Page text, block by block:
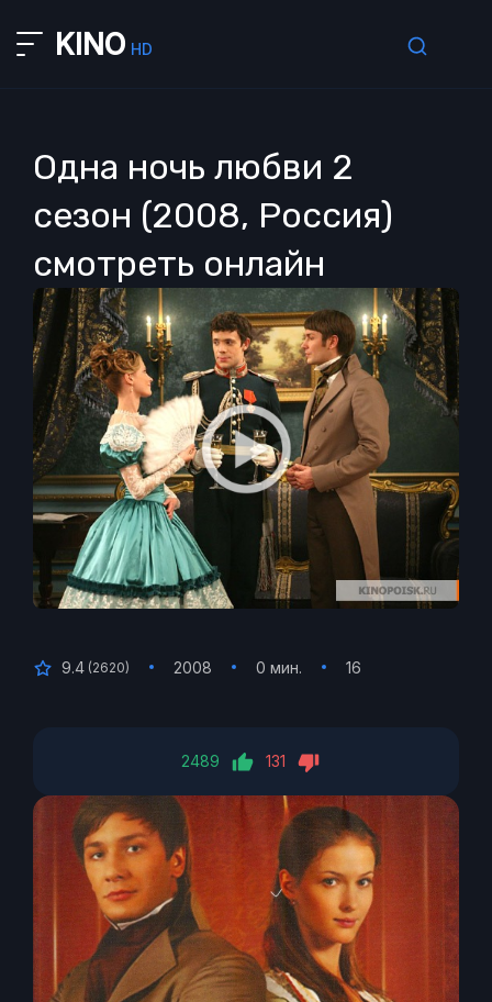
KINO HD
Одна ночь любви 2
сезон (2008, Россия)
смотреть онлайн
9.4 (2620) 2008 0 мин. 16
2489 131